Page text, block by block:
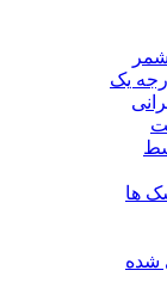
یک
ها
شده